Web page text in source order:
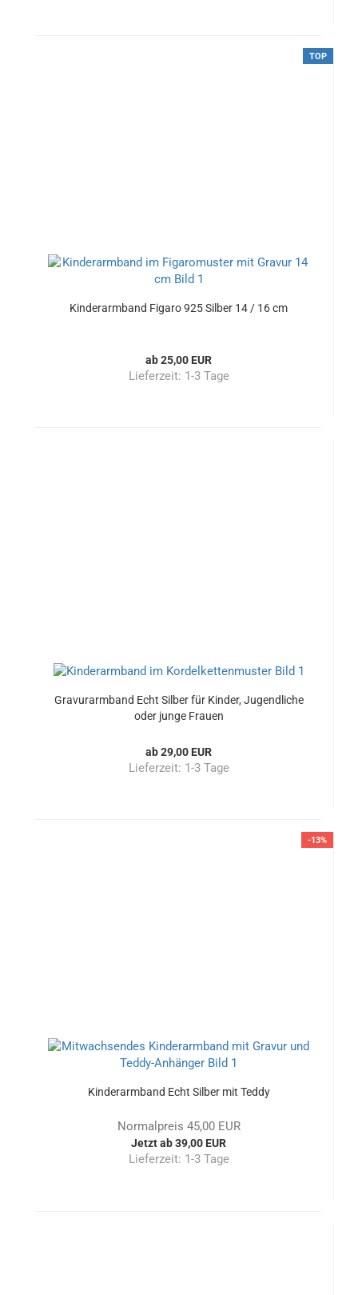
TOP
Kinderarmband Figaro 925 Silber 14 / 16 cm
ab 25,00 EUR
Lieferzeit: 1-3 Tage
Gravurarmband Echt Silber für Kinder, Jugendliche
oder junge Frauen
ab 29,00 EUR
Lieferzeit: 1-3 Tage
-13%
Kinderarmband Echt Silber mit Teddy
Normalpreis 45,00 EUR
Jetzt ab 39,00 EUR
Lieferzeit: 1-3 Tage